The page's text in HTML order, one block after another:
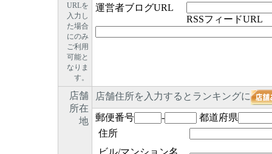
URLを
入力し
た場合
にのみ
ご利用
可能と
なりま
す。
運営者ブログURL
RSSフィードURL
店舗
所在
地
店舗住所を入力するとランキングに
郵便番号 -
都道府県
住所
ビル/マンション名